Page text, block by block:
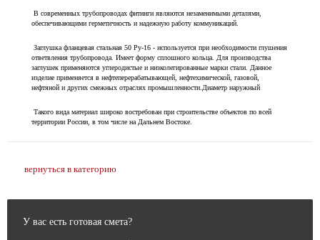
В современных трубопроводах фитинги являются незаменимыми деталями,
обеспечивающими герметичность и надежную работу коммуникаций.
Заглушка фланцевая стальная 50 Ру-16 - используется при необходимости глушения
ответвления трубопровода. Имеет форму сплошного кольца. Для производства
заглушек применяются углеродистые и низколегированные марки стали. Данное
изделие применяется в нефтеперерабатывающей, нефтехимической, газовой,
нефтяной и других смежных отраслях промышленности.Диаметр наружный
Такого вида материал широко востребован при строительстве объектов по всей
территории России, в том числе на Дальнем Востоке.
вернуться в категорию
У вас есть готовая смета?